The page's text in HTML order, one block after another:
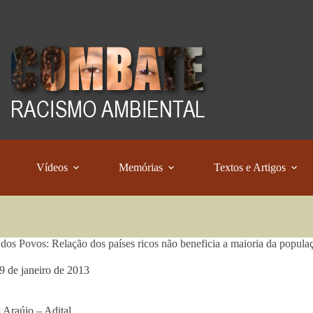
Vídeos Memórias Textos e Artigos
Povos: Relação dos países ricos não beneficia a maioria da
de janeiro de 2013
Araújo – Adital